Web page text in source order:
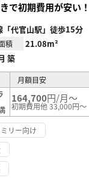
で初期費用が安い！
「代官山駅」徒歩15分
積 21.08m²
築
月額目安
164,700円/月～
初期費用他 33,000円～
リー向け